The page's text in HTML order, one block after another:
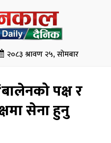
२०८३ श्रावण २५, सोमबार
पक्ष र
सेना हुनु